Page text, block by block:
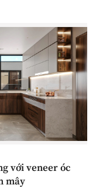
với veneer óc
mây